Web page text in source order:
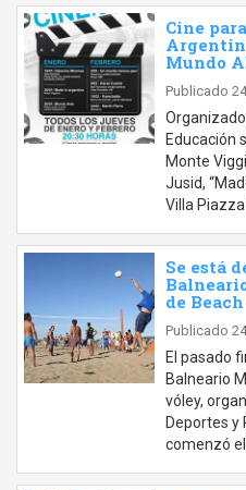
Cine
Mundo
Publicado
Educación
Monte
Jusid,
Villa Piazza
Se está
de
Publicado
El pasado
Balneario
vóley,
Deportes y
comenzó el